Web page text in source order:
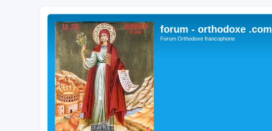
forum - orthodoxe .com
Forum Orthodoxe francophone